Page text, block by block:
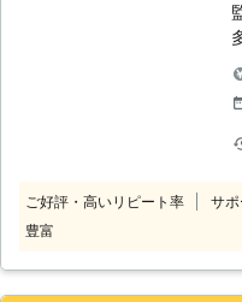
ご好評・高いリピート率 サ
豊富